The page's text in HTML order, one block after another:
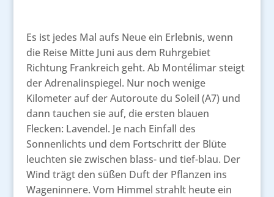
Es ist jedes Mal aufs Neue ein Erlebnis, wenn
die Reise Mitte Juni aus dem Ruhrgebiet
Richtung Frankreich geht. Ab Montélimar steigt
der Adrenalinspiegel. Nur noch wenige
Kilometer auf der Autoroute du Soleil (A7) und
dann tauchen sie auf, die ersten blauen
Flecken: Lavendel. Je nach Einfall des
Sonnenlichts und dem Fortschritt der Blüte
leuchten sie zwischen blass- und tief-blau. Der
Wind trägt den süßen Duft der Pflanzen ins
Wageninnere. Vom Himmel strahlt heute ein